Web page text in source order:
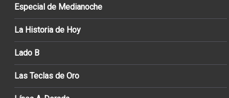
Especial de Medianoche
La Historia de Hoy
Lado B
Las Teclas de Oro